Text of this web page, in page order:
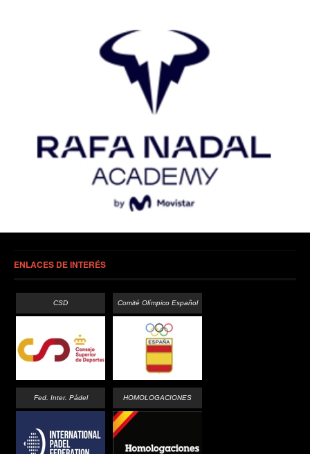
ENLACES DE INTERÉS
CSD Comité Olímpico Español
Fed. Inter. Pádel HOMOLOGACIONES